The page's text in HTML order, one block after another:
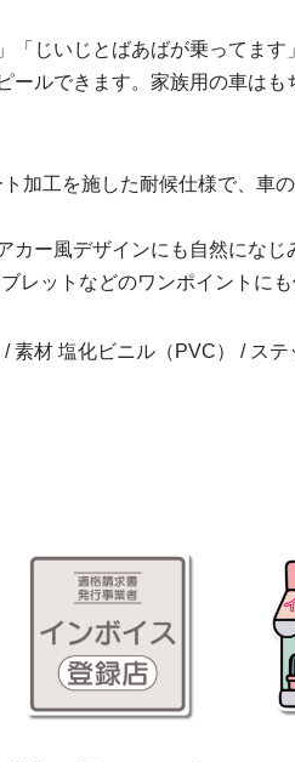
「じいじとばあばが乗ってます
ルできます。家族用の車はも
加工を施した耐候仕様で、車
カー風デザインにも自然になじ
レットなどのワンポイントにも
素材 塩化ビニル（PVC） / ステ